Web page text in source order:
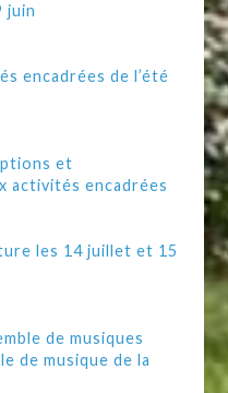
juin
encadrées de l’été
et
activités encadrées
les 14 juillet et 15
de musiques
de musique de la